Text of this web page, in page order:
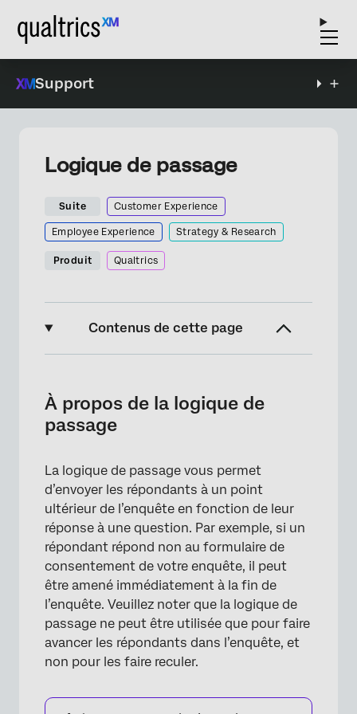
Support
Logique de passage
Suite Customer Experience
Employee Experience Strategy & Research
Produit Qualtrics
Contenus de cette page
Ajouter une logique de passage
Options de logique de passage
Logique de passage dans différents types de
projets
FAQs
À propos de la logique de
passage
La logique de passage vous permet
d’envoyer les répondants à un point
ultérieur de l’enquête en fonction de leur
réponse à une question. Par exemple, si un
répondant répond non au formulaire de
consentement de votre enquête, il peut
être amené immédiatement à la fin de
l’enquête. Veuillez noter que la logique de
passage ne peut être utilisée que pour faire
avancer les répondants dans l’enquête, et
non pour les faire reculer.